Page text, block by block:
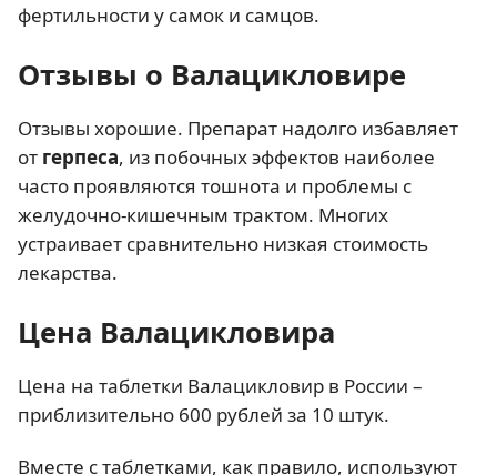
фертильности у самок и самцов.
Отзывы о Валацикловире
Отзывы хорошие. Препарат надолго избавляет
от герпеса, из побочных эффектов наиболее
часто проявляются тошнота и проблемы с
желудочно-кишечным трактом. Многих
устраивает сравнительно низкая стоимость
лекарства.
Цена Валацикловира
Цена на таблетки Валацикловир в России –
приблизительно 600 рублей за 10 штук.
Вместе с таблетками, как правило, используют